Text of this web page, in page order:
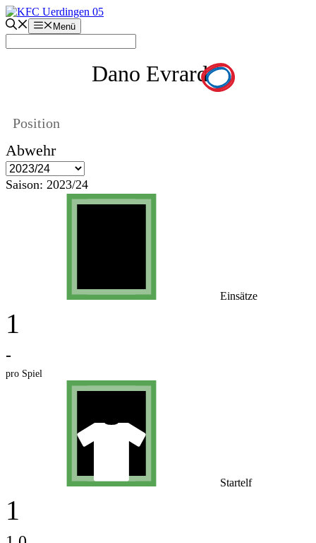
Zum
Inhalt
springen
Menü
Dano Evrard
Position
Abwehr
Saison: 2023/24
Einsätze
1
-
pro Spiel
Startelf
1